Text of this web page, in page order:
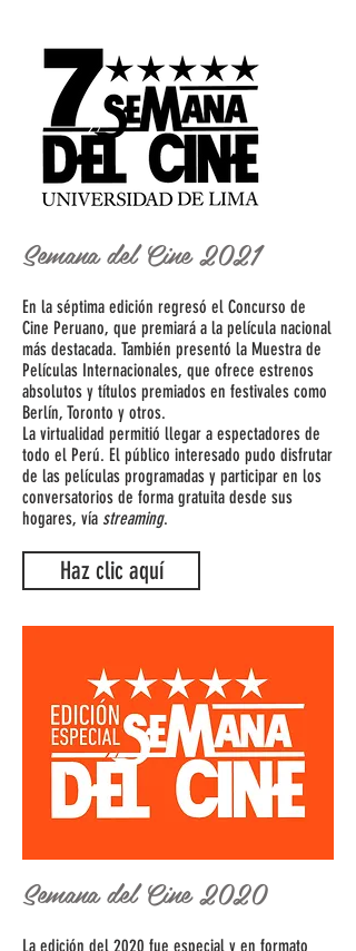
Semana del Cine 2021
En la séptima edición regresó el Concurso de
Cine Peruano, que premiará a la película nacional
más destacada. También presentó la Muestra de
Películas Internacionales, que ofrece estrenos
absolutos y títulos premiados en festivales como
Berlín, Toronto y otros.
La virtualidad permitió llegar a espectadores de
todo el Perú. El público interesado pudo disfrutar
de las películas programadas y participar en los
conversatorios de forma gratuita desde sus
hogares, vía streaming.
Haz clic aquí
Semana del Cine 2020
La edición del 2020 fue especial y en formato